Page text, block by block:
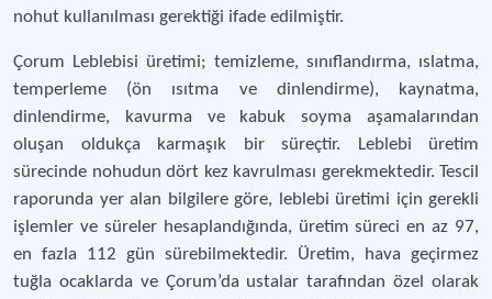
nohut kullanılması gerektiği ifade edilmiştir.
Çorum Leblebisi üretimi; temizleme, sınıflandırma, ıslatma,
temperleme (ön ısıtma ve dinlendirme), kaynatma,
dinlendirme, kavurma ve kabuk soyma aşamalarından
oluşan oldukça karmaşık bir süreçtir. Leblebi üretim
sürecinde nohudun dört kez kavrulması gerekmektedir. Tescil
raporunda yer alan bilgilere göre, leblebi üretimi için gerekli
işlemler ve süreler hesaplandığında, üretim süreci en az 97,
en fazla 112 gün sürebilmektedir. Üretim, hava geçirmez
tuğla ocaklarda ve Çorum’da ustalar tarafından özel olarak